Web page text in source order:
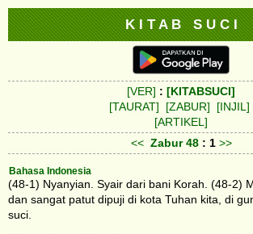
K I T A B S U C I
[VER] : [KITABSUCI]
[TAURAT]
[ZABUR]
[INJIL]
[ARTIKEL]
<< Zabur 48 : 1 >>
Bahasa Indonesia
(48-1) Nyanyian. Syair dari bani Korah. (48-2)
dan sangat patut dipuji di kota Tuhan kita, di
suci.